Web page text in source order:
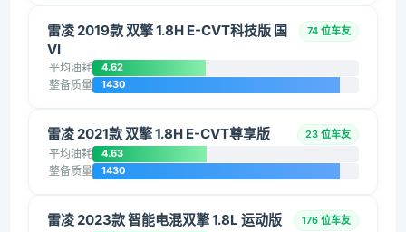
雷凌 2019款 双擎 1.8H E-CVT科技版 国
VI
74 位车友
平均油耗 4.62
整备质量 1430
雷凌 2021款 双擎 1.8H E-CVT尊享版 23 位车友
平均油耗 4.63
整备质量 1430
雷凌 2023款 智能电混双擎 1.8L 运动版 176 位车友